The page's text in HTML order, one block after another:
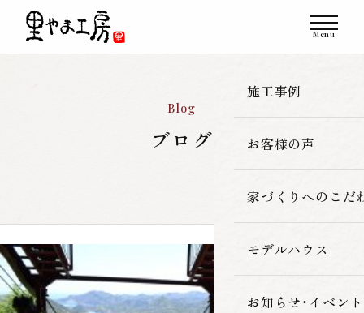
施工事例
一覧
新築
改築・リフォーム
お客様の声
家づくりへのこだ
里やま工房の家
素材へのこだわ
モデルハウス
お知らせ・イベント
Blog
ブログ